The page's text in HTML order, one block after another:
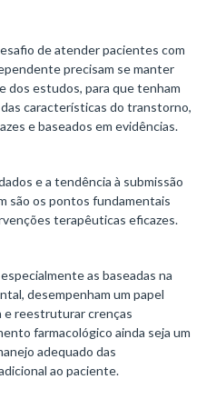
de atender pacientes com
precisam se manter
dos estudos, para que tenham
características do transtorno,
e baseados em evidências.
e a tendência à submissão
são os pontos fundamentais
terapêuticas eficazes.
as baseadas na
desempenham um papel
e reestruturar crenças
farmacológico ainda seja um
adequado das
ao paciente.